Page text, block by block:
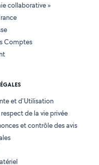
collaborative »
Comptes
et d'Utilisation
de la vie privée
et contrôle des avis